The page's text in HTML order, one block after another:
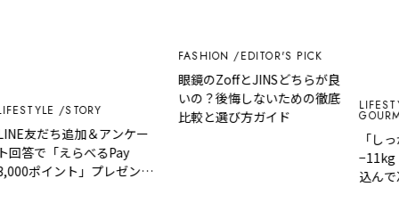
STORY
だち追加＆アンケー
で「えらべるPay
イント」プレゼント
FASHION EDITOR'S PICK
眼鏡のZoffとJINSどちらが良
いの？後悔しないための徹底
比較と選び方ガイド
LIFESTYLE
「しっか
−11kg！
込んで冷